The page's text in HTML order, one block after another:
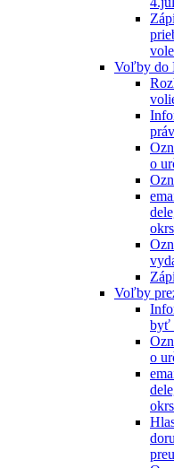
Voľby do
o
Voľby
byť
o